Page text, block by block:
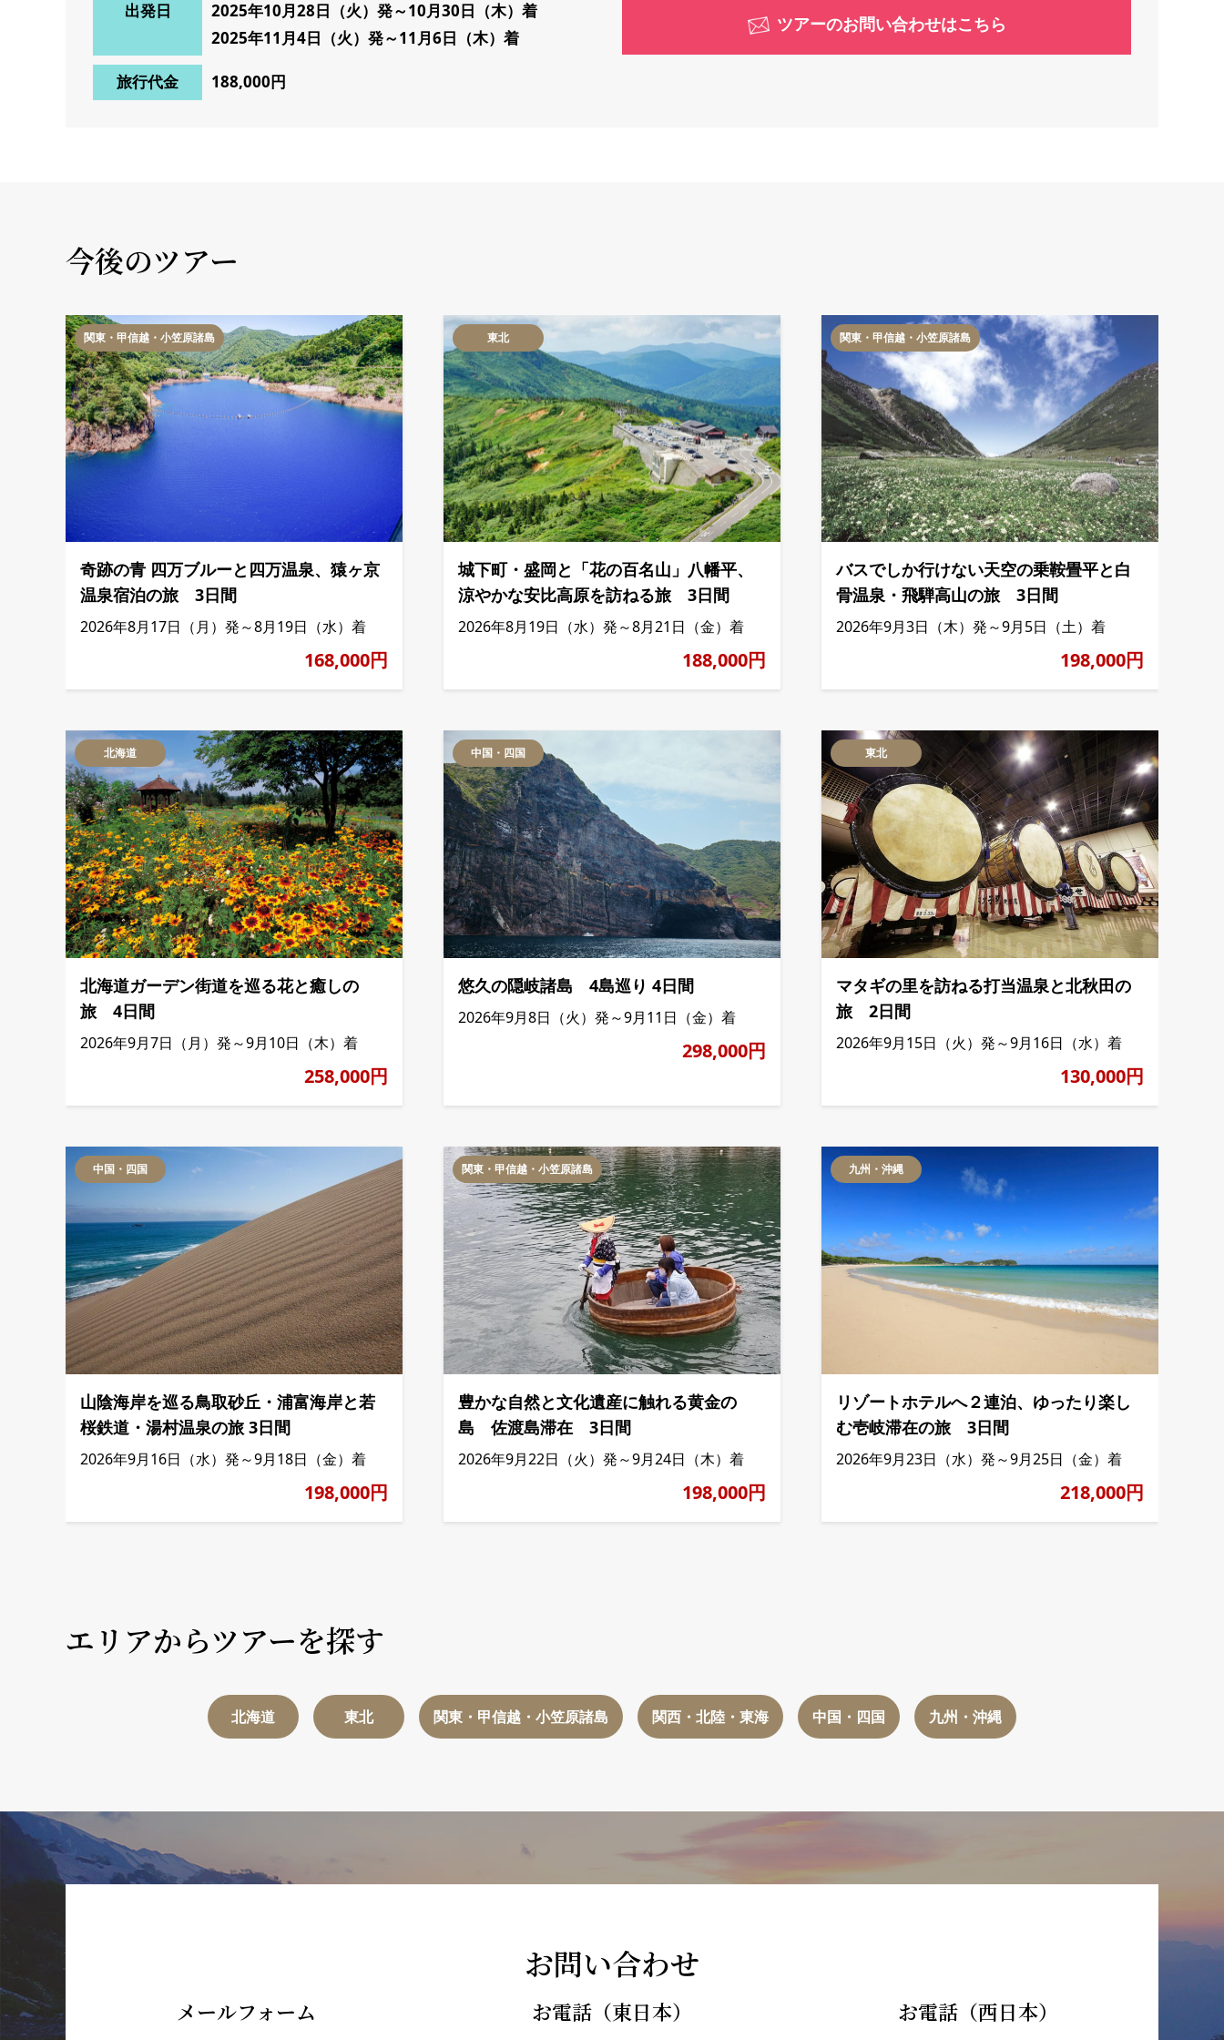
出発日
2025年10月28日（火）発～10月30日（木）着
2025年11月4日（火）発～11月6日（木）着
旅行代金 188,000円
ツアーのお問い合わせはこちら
今後のツアー
関東・甲信越・小笠原諸島
奇跡の青 四万ブルーと四万温泉、猿ヶ京
温泉宿泊の旅 3日間
2026年8月17日（月）発～8月19日（水）着
168,000円
東北
城下町・盛岡と「花の百名山」八幡平、
涼やかな安比高原を訪ねる旅 3日間
2026年8月19日（水）発～8月21日（金）着
188,000円
関東・甲信越・小笠原諸島
バスでしか行けない天空の乗鞍畳平と白
骨温泉・飛騨高山の旅 3日間
2026年9月3日（木）発～9月5日（土）着
198,000円
北海道
北海道ガーデン街道を巡る花と癒しの
旅 4日間
2026年9月7日（月）発～9月10日（木）着
258,000円
中国・四国
悠久の隠岐諸島 4島巡り 4日間
2026年9月8日（火）発～9月11日（金）着
298,000円
東北
マタギの里を訪ねる打当温泉と北秋田の
旅 2日間
2026年9月15日（火）発～9月16日（水）着
130,000円
中国・四国
山陰海岸を巡る鳥取砂丘・浦富海岸と若
桜鉄道・湯村温泉の旅 3日間
2026年9月16日（水）発～9月18日（金）着
198,000円
関東・甲信越・小笠原諸島
豊かな自然と文化遺産に触れる黄金の
島 佐渡島滞在 3日間
2026年9月22日（火）発～9月24日（木）着
198,000円
九州・沖縄
リゾートホテルへ２連泊、ゆったり楽し
む壱岐滞在の旅 3日間
2026年9月23日（水）発～9月25日（金）着
218,000円
エリアからツアーを探す
北海道 東北 関東・甲信越・小笠原諸島 関西・北陸・東海 中国・四国 九州・沖縄
お問い合わせ
メールフォーム お電話（東日本） お電話（西日本）